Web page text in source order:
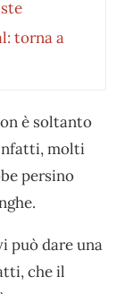
torna a
è soltanto
molti
persino
può dare una
che il